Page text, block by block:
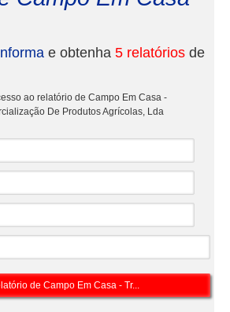
e obtenha 5 relatórios de
ao relatório de Campo Em Casa -
De Produtos Agrícolas, Lda